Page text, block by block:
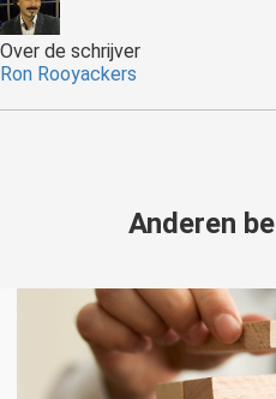
Over de schrijver
Ron Rooyackers
Anderen